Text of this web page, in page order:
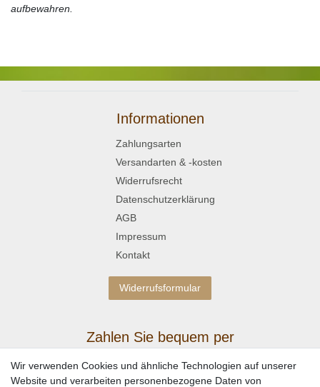
aufbewahren.
Informationen
Zahlungsarten
Versandarten & -kosten
Widerrufsrecht
Datenschutzerklärung
AGB
Impressum
Kontakt
Widerrufsformular
Zahlen Sie bequem per
Wir verwenden Cookies und ähnliche Technologien auf unserer
Website und verarbeiten personenbezogene Daten von